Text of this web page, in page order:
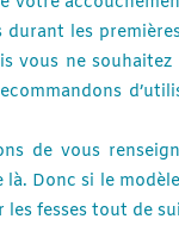
les
vous ne
de vous
Donc si le
fesses tout de